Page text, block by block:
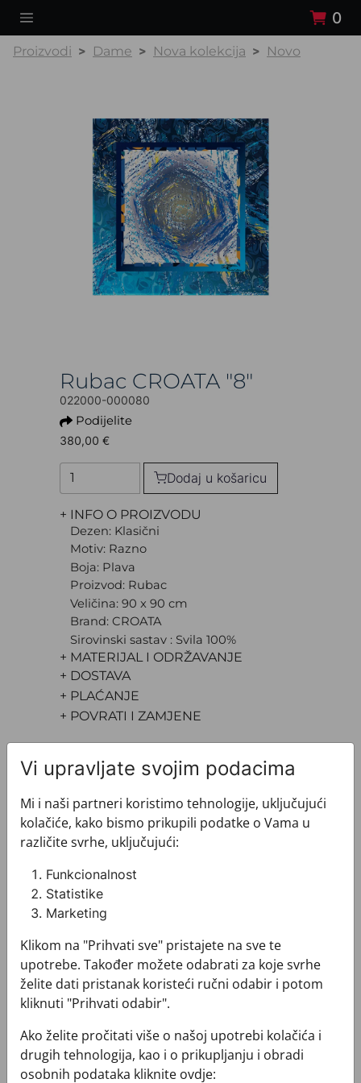
0
Proizvodi Dame Nova kolekcija Novo
Rubac CROATA "8"
022000-000080
Podijelite
380,00 €
Dodaj u košaricu
+ INFO O PROIZVODU
Dezen: Klasični
Motiv: Razno
Boja: Plava
Proizvod: Rubac
Veličina: 90 x 90 cm
Brand: CROATA
Sirovinski sastav : Svila 100%
+ MATERIJAL I ODRŽAVANJE
+ DOSTAVA
+ PLAĆANJE
+ POVRATI I ZAMJENE
Pogledajte i ovo
Vi upravljate svojim podacima
Mi i naši partneri koristimo tehnologije, uključujući
kolačiće, kako bismo prikupili podatke o Vama u
različite svrhe, uključujući:
Funkcionalnost
Statistike
Marketing
Klikom na "Prihvati sve" pristajete na sve te
upotrebe. Također možete odabrati za koje svrhe
želite dati pristanak koristeći ručni odabir i potom
kliknuti "Prihvati odabir".
Ako želite pročitati više o našoj upotrebi kolačića i
drugih tehnologija, kao i o prikupljanju i obradi
osobnih podataka kliknite ovdje: